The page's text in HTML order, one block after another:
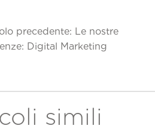
precedente: Le nostre
Digital Marketing
simili